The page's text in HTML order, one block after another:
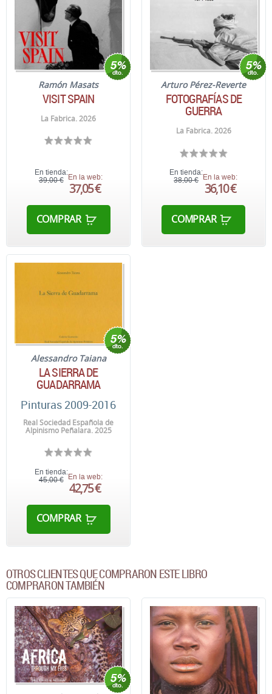
Ramón Masats
VISIT SPAIN
La Fabrica. 2026
En tienda:
39,00 € En la web:
37,05 €
COMPRAR
Arturo Pérez-Reverte
FOTOGRAFÍAS DE
GUERRA
La Fabrica. 2026
En tienda:
38,00 €
En la web:
36,10 €
COMPRAR
Alessandro Taiana
LA SIERRA DE
GUADARRAMA
Pinturas 2009-2016
Real Sociedad Española de
Alpinismo Peñalara. 2025
En tienda:
45,00 € En la web:
42,75 €
COMPRAR
OTROS CLIENTES QUE COMPRARON ESTE LIBRO
COMPRARON TAMBIÉN